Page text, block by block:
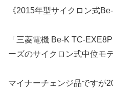
《2015年型サイクロン式
「三菱電機 Be-K TC-
ーズのサイクロン式中位モ
マイナーチェンジ品ですが